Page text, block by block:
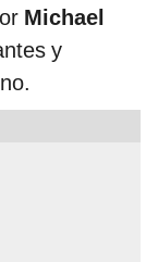
Michael
y